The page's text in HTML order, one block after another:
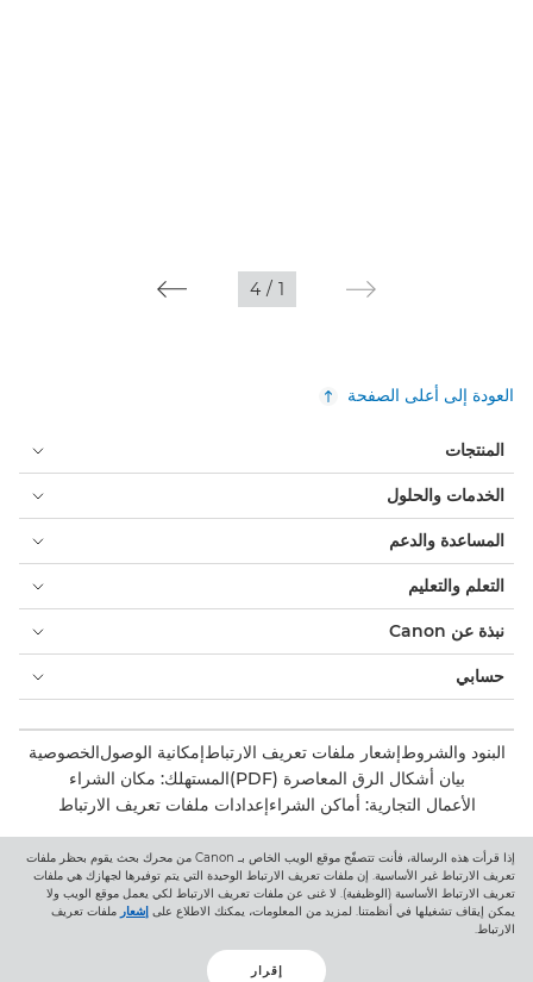
1
/
4
إذا قرأت هذه الرسالة، فأنت تتصفّح موقع الويب الخاص بـ Canon من محرك بحث يقوم بحظر ملفات
تعريف الارتباط غير الأساسية. إن ملفات تعريف الارتباط الوحيدة التي يتم توفيرها لجهازك هي ملفات
تعريف الارتباط الأساسية (الوظيفية). لا غنى عن ملفات تعريف الارتباط لكي يعمل موقع الويب ولا
يمكن إيقاف تشغيلها في أنظمتنا. لمزيد من المعلومات، يمكنك الاطلاع على إشعار ملفات تعريف
الارتباط.
إقرار
العودة إلى أعلى الصفحة
المنتجات
الخدمات والحلول
المساعدة والدعم
التعلم والتعليم
نبذة عن Canon
حسابي
البنود والشروطإشعار ملفات تعريف الارتباطإمكانية الوصولالخصوصية
بيان أشكال الرق المعاصرة (PDF)
المستهلك: مكان الشراء
الأعمال التجارية: أماكن الشراءإعدادات ملفات تعريف الارتباط
Canon Central and North Africa